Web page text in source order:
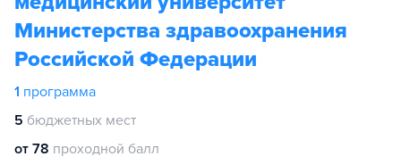
Министерства здравоохранения
Российской Федерации
1 программа
5 бюджетных мест
от 78 проходной балл